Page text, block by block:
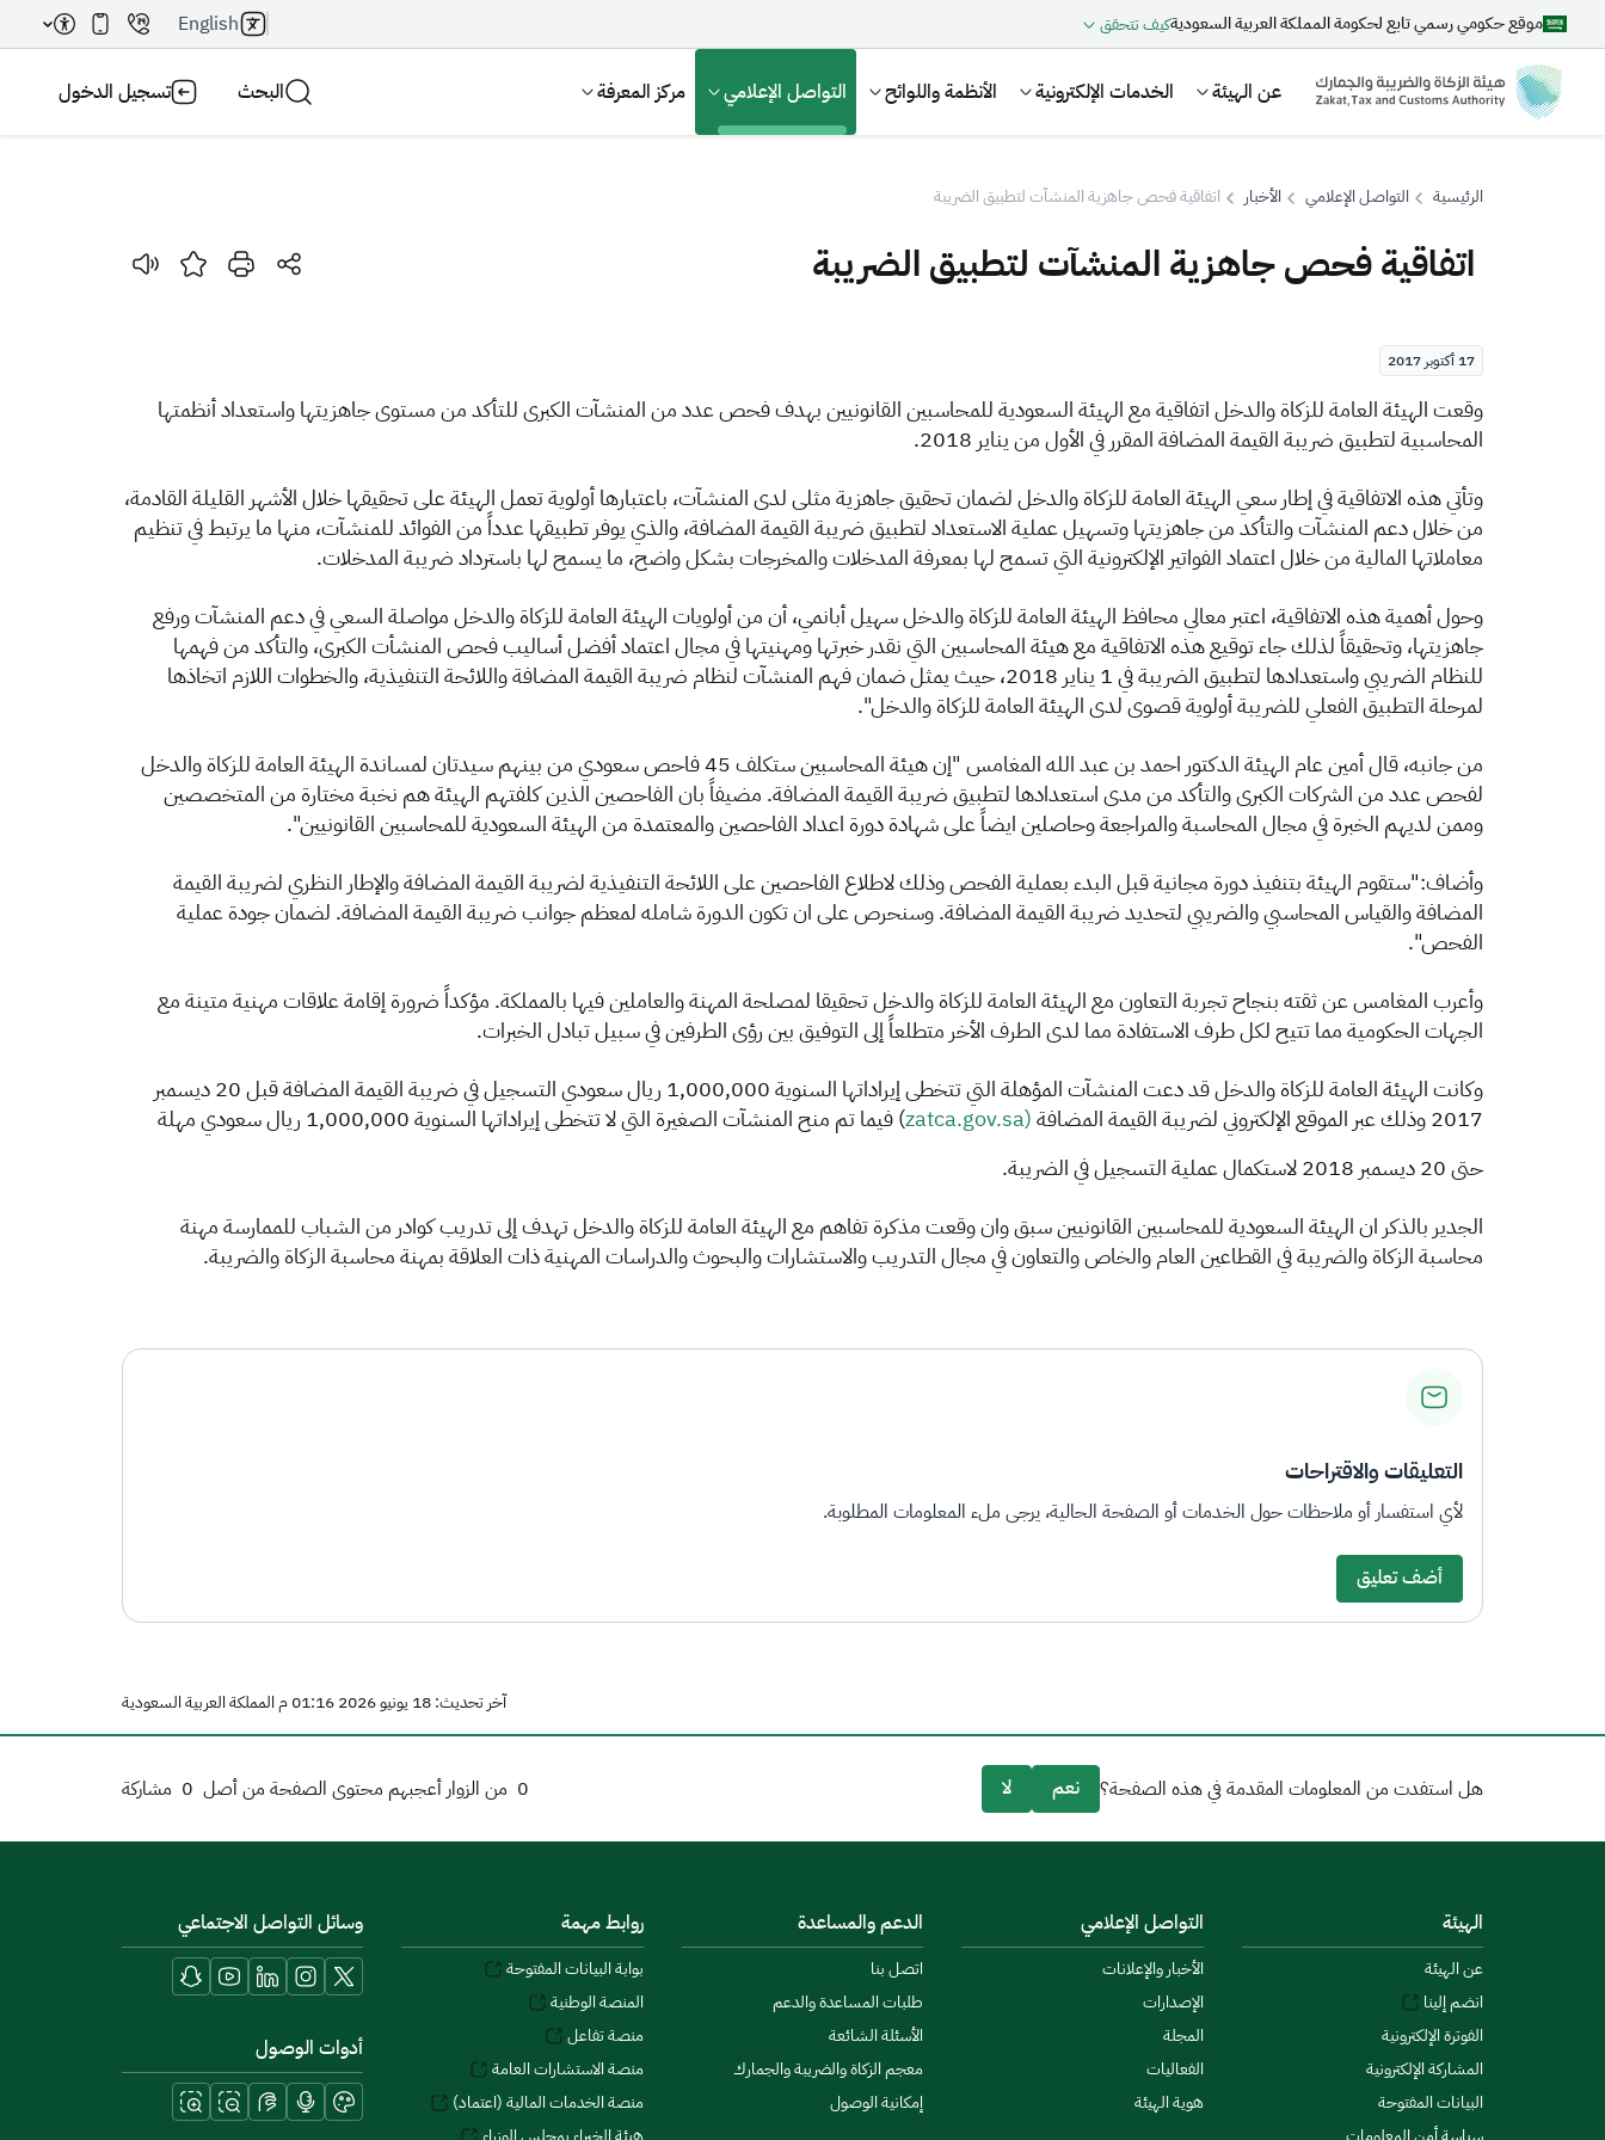
موقع حكومي رسمي تابع لحكومة المملكة العربية السعوديةكيف تتحقق English
عن الهيئة الخدمات الإلكترونية الأنظمة واللوائح التواصل الإعلامي مركز المعرفة البحث تسجيل الدخول
بحث
اقتراحات
الزكاة الجمارك ضريبة القيمة المضافة الإقرار الضريبي
الرئيسية التواصل الإعلامي الأخبار اتفاقية ‏فحص جاهزية المنشآت لتطبيق الضريبة
اتفاقية ‏فحص جاهزية المنشآت لتطبيق الضريبة
17 أكتوبر 2017
​وقعت الهيئة العامة للزكاة والدخل اتفاقية مع الهيئة السعودية للمحاسبين القانونيين بهدف فحص عدد من ‏المنشآت الكبرى للتأكد من مستوى جاهزيتها واستعداد أنظمتها
المحاسبية لتطبيق ضريبة القيمة المضافة ‏المقرر في الأول من يناير 2018. ‏
وتأتي هذه الاتفاقية في إطار سعي الهيئة العامة للزكاة والدخل لضمان تحقيق جاهزية مثلى لدى المنشآت، ‏باعتبارها أولوية تعمل الهيئة على تحقيقها خلال الأشهر القليلة القادمة،
من خلال دعم المنشآت والتأكد من ‏جاهزيتها وتسهيل عملية الاستعداد لتطبيق ضريبة القيمة المضافة، والذي يوفر تطبيقها عدداً من الفوائد ‏للمنشآت، منها ما يرتبط في تنظيم
معاملاتها المالية من خلال اعتماد الفواتير الإلكترونية التي تسمح لها ‏بمعرفة المدخلات والمخرجات بشكل واضح، ما يسمح لها باسترداد ضريبة المدخلات.‏
وحول أهمية هذه الاتفاقية، اعتبر معالي محافظ الهيئة العامة للزكاة والدخل سهيل أبانمي، أن من أولويات ‏الهيئة العامة للزكاة والدخل مواصلة السعي في دعم المنشآت ورفع
جاهزيتها، وتحقيقاً لذلك جاء توقيع هذه ‏الاتفاقية مع هيئة المحاسبين التي نقدر خبرتها ومهنيتها في مجال اعتماد أفضل أساليب فحص المنشأت ‏الكبرى، والتأكد من فهمها
للنظام الضريبي واستعدادها لتطبيق الضريبة في 1 يناير 2018، حيث يمثل ضمان ‏فهم المنشآت لنظام ضريبة القيمة المضافة واللائحة التنفيذية، والخطوات اللازم اتخاذها
لمرحلة التطبيق ‏الفعلي للضريبة أولوية قصوى لدى الهيئة العامة للزكاة والدخل".‏
من جانبه، قال أمين عام الهيئة الدكتور احمد بن عبد الله المغامس "إن هيئة المحاسبين ستكلف 45 فاحص ‏سعودي من بينهم سيدتان لمساندة الهيئة العامة للزكاة والدخل
لفحص عدد من الشركات الكبرى والتأكد من ‏مدى استعدادها لتطبيق ضريبة القيمة المضافة. مضيفاً بان الفاحصين الذين كلفتهم الهيئة هم نخبة مختارة ‏من المتخصصين
وممن لديهم الخبرة في مجال المحاسبة والمراجعة وحاصلين ايضاً على شهادة دورة اعداد ‏الفاحصين والمعتمدة من الهيئة السعودية للمحاسبين القانونيين".‏
وأضاف:"ستقوم الهيئة بتنفيذ دورة مجانية قبل البدء بعملية الفحص وذلك لاطلاع الفاحصين على اللائحة ‏التنفيذية لضريبة القيمة المضافة والإطار النظري لضريبة القيمة
المضافة والقياس المحاسبي والضريبي ‏لتحديد ضريبة القيمة المضافة. وسنحرص على ان تكون الدورة شامله لمعظم جوانب ضريبة القيمة المضافة. ‏لضمان جودة عملية
الفحص".‏
وأعرب المغامس عن ثقته بنجاح تجربة التعاون مع الهيئة العامة للزكاة والدخل تحقيقا لمصلحة المهنة ‏والعاملين فيها بالمملكة. مؤكداً ضرورة إقامة علاقات مهنية متينة مع
الجهات الحكومية مما تتيح لكل طرف ‏الاستفادة مما لدى الطرف الأخر متطلعاً إلى التوفيق بين رؤى الطرفين في سبيل تبادل الخبرات.‏
وكانت الهيئة العامة للزكاة والدخل قد دعت المنشآت المؤهلة التي تتخطى إيراداتها السنوية ‏‎1,000,000‎‏ ريال ‏سعودي التسجيل في ضريبة القيمة المضافة قبل ‏‎20‎‏ ديسمبر
(
zatca.gov.sa​
)
فيما تم منح المنشآت الصغيرة التي لا تتخطى إيراداتها السنوية ‏‎1,000,000‎‏ ‏ريال سعودي مهلة
حتى ‏‎20‎‏ ديسمبر ‏‎2018‎‏ لاستكمال عملية التسجيل في الضريبة.‏
الجدير بالذكر ان الهيئة السعودية للمحاسبين القانونيين سبق وان وقعت مذكرة تفاهم مع الهيئة العامة ‏للزكاة والدخل تهدف إلى تدريب كوادر من الشباب للممارسة مهنة
محاسبة الزكاة والضريبة في القطاعين العام ‏والخاص والتعاون في مجال التدريب والاستشارات والبحوث والدراسات المهنية ذات العلاقة بمهنة محاسبة ‏الزكاة والضريبة. ‏
التعليقات والاقتراحات
لأي استفسار أو ملاحظات حول الخدمات أو الصفحة الحالية، يرجى ملء المعلومات المطلوبة.
أضف تعليق
آخر تحديث: 18 يونيو 2026 01:16 م المملكة العربية السعودية
0 من الزوار أعجبهم محتوى الصفحة من أصل 0 مشاركة هل استفدت من المعلومات المقدمة في هذه الصفحة؟ نعم لا
الهيئة
عن الهيئة
انضم إلينا
الفوترة الإلكترونية
المشاركة الإلكترونية
البيانات المفتوحة
التواصل الإعلامي
الأخبار والإعلانات
الإصدارات
المجلة
الفعاليات
هوية الهيئة
الدعم والمساعدة
اتصل بنا
طلبات المساعدة والدعم
الأسئلة الشائعة
معجم الزكاة والضريبة والجمارك
إمكانية الوصول
روابط مهمة
بوابة البيانات المفتوحة
المنصة الوطنية
منصة تفاعل
منصة الاستشارات العامة
منصة الخدمات المالية (اعتماد)
وسائل التواصل الاجتماعي
أدوات الوصول